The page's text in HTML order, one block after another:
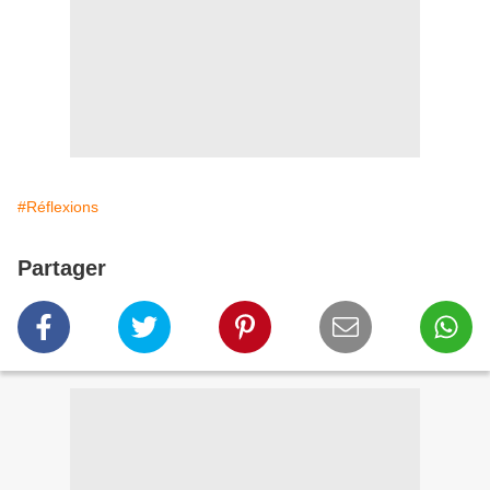
#Réflexions
Partager